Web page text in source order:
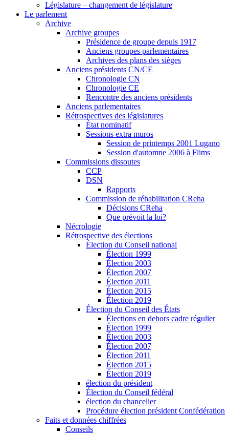
Législature – changement de législature
Le parlement
Archive
Archive groupes
Présidence de groupe depuis 1917
Anciens groupes parlementaires
Archives des plans des sièges
Anciens présidents CN/CE
Chronologie CN
Chronologie CE
Rencontre des anciens présidents
Anciens parlementaires
Rétrospectives des législatures
État nominatif
Sessions extra muros
Session de printemps 2001 Lugano
Session d'automne 2006 à Flims
Commissions dissoutes
CCP
DSN
Rapports
Commission de réhabilitation CReha
Décisions CReha
Que prévoit la loi?
Nécrologie
Rétrospective des élections
Élection du Conseil national
Élection 1999
Élection 2003
Élection 2007
Élection 2011
Élection 2015
Élection 2019
Élection du Conseil des États
Élections en dehors cadre régulier
Élection 1999
Élection 2003
Élection 2007
Élection 2011
Élection 2015
Élection 2019
élection du président
Élection du Conseil fédéral
élection du chancelier
Procédure élection président Confédération
Faits et données chiffrées
Conseils